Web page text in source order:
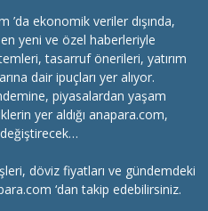
’da ekonomik veriler dışında,
yeni ve özel haberleriyle
tasarruf önerileri, yatırım
dair ipuçları yer alıyor.
piyasalardan yaşam
yer aldığı anapara.com,
değiştirecek…
döviz fiyatları ve gündemdeki
‘dan takip edebilirsiniz.